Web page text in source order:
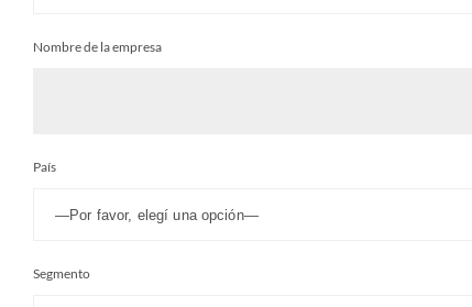
Nombre de la empresa
País
Segmento